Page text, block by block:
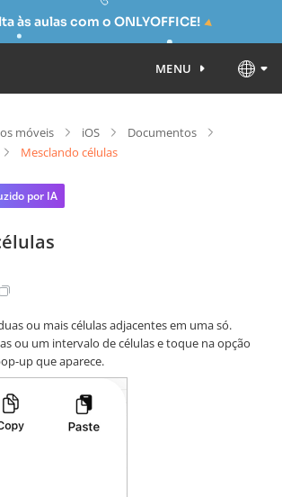
às aulas com o ONLYOFFICE!
MENU
móveis iOS
Documentos
Mesclando células
por IA
ou mais células adjacentes em uma só.
ou um intervalo de células e toque na opção
up que aparece.